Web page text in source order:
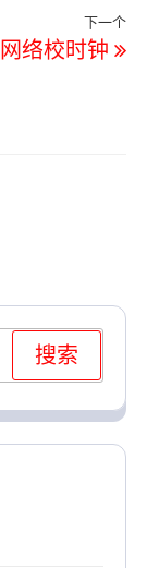
下
一
下一个
网络校时钟